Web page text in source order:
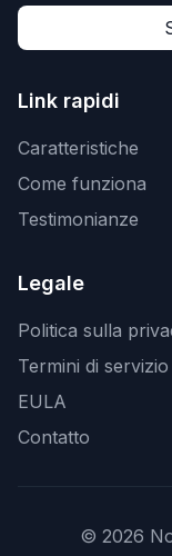
Link rapidi
Caratteristiche
Come funziona
Testimonianze
Legale
Politica sulla
Termini di servizio
EULA
Contatto
© 2026